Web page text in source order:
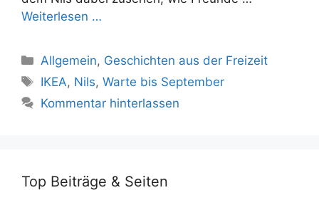
Weiterlesen …
Kategorien
Allgemein, Geschichten aus der Freizeit
Schlagwörter
IKEA, Nils,Warte bis September
Kommentar hinterlassen
Top Beiträge & Seiten